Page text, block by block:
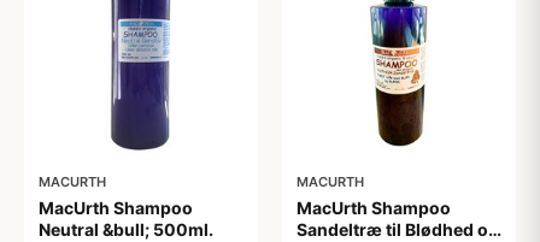
MACURTH
MacUrth Shampoo
Neutral &bull; 500ml.
MACURTH
MacUrth Shampoo
Sandeltræ til Blødhed og